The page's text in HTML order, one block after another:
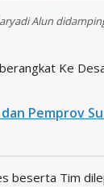
Alun
Ke
Pemprov
beserta Tim